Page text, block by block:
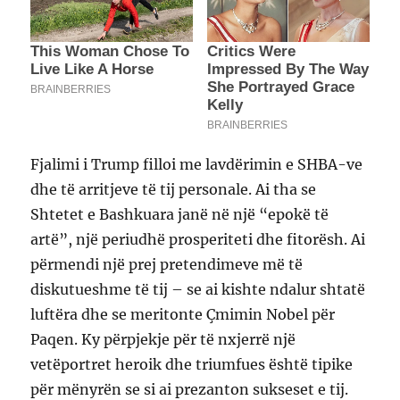
Fjalimi i Trump filloi me lavdërimin e SHBA-ve
dhe të arritjeve të tij personale. Ai tha se
Shtetet e Bashkuara janë në një “epokë të
artë”, një periudhë prosperiteti dhe fitorësh. Ai
përmendi një prej pretendimeve më të
diskutueshme të tij – se ai kishte ndalur shtatë
luftëra dhe se meritonte Çmimin Nobel për
Paqen. Ky përpjekje për të nxjerrë një
vetëportret heroik dhe triumfues është tipike
për mënyrën se si ai prezanton sukseset e tij.